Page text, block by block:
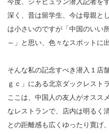
今度、ジャピュラン潜入記者を
深く、昔は留学生、今は母親と
は小さいのですが「中国のいい
～」と思い、色々なスポットに
そんな私の記念すべき潜入１店
ｇｃ」にある北京ダックレスト
ここは、中国人の友人がオスス
なレストランで、店内は明るく
との距離感も広くゆったり寛げ